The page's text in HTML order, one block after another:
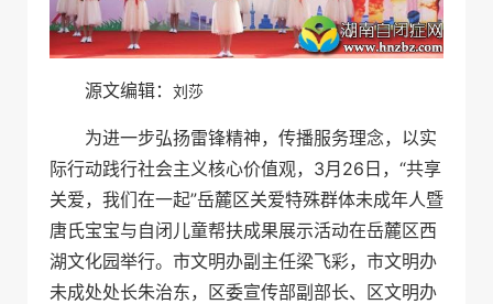
源文编辑： 刘莎
为进一步弘扬雷锋精神，传播服务理念，以实
际行动践行社会主义核心价值观，3月26日，“共享
关爱，我们在一起”岳麓区关爱特殊群体未成年人暨
唐氏宝宝与自闭儿童帮扶成果展示活动在岳麓区西
湖文化园举行。市文明办副主任梁飞彩，市文明办
未成处处长朱治东，区委宣传部副部长、区文明办